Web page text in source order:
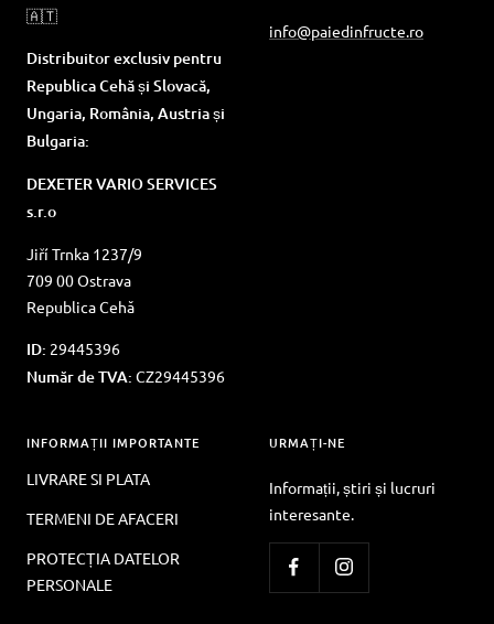
🇦🇹
Distribuitor exclusiv pentru
Republica Cehă și Slovacă,
Ungaria, România, Austria și
Bulgaria:
DEXETER VARIO SERVICES
s.r.o
Jiří Trnka 1237/9
709 00 Ostrava
Republica Cehă
ID: 29445396
Număr de TVA: CZ29445396
info@paiedinfructe.ro
INFORMAȚII IMPORTANTE
LIVRARE SI PLATA
TERMENI DE AFACERI
PROTECȚIA DATELOR
PERSONALE
URMAȚI-NE
Informații, știri și lucruri
interesante.